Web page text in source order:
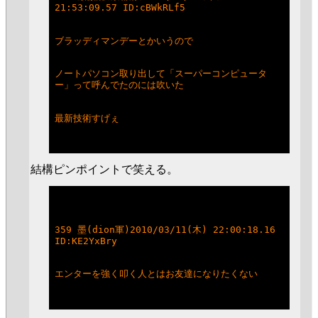
21:53:09.57 ID:cBWkRLf5
ブラッディマンデーとかいうので
ノートパソコン取り出して「スーパーコンピュータ
ー」って呼んでたのには吹いた
最新技術すげぇ
結構ピンポイントで笑える。
359 墨(dion軍)2010/03/11(木) 22:00:18.16
ID:KE2YxBry
エンターを強く叩く人とはお友達になりたくない